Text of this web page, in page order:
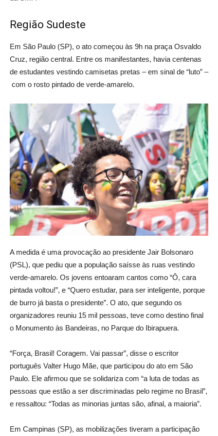
Região Sudeste
Em São Paulo (SP), o ato começou às 9h na praça Osvaldo
Cruz, região central. Entre os manifestantes, havia centenas
de estudantes vestindo camisetas pretas – em sinal de “luto” –
com o rosto pintado de verde-amarelo.
A medida é uma provocação ao presidente Jair Bolsonaro
(PSL), que pediu que a população saísse às ruas vestindo
verde-amarelo. Os jovens entoaram cantos como “Ô, cara
pintada voltou!”, e “Quero estudar, para ser inteligente, porque
de burro já basta o presidente”. O ato, que segundo os
organizadores reuniu 15 mil pessoas, teve como destino final
o Monumento às Bandeiras, no Parque do Ibirapuera.
“Força, Brasil! Coragem. Vai passar”, disse o escritor
português Valter Hugo Mãe, que participou do ato em São
Paulo. Ele afirmou que se solidariza com “a luta de todas as
pessoas que estão a ser discriminadas pelo regime no Brasil”,
e ressaltou: “Todas as minorias juntas são, afinal, a maioria”.
Em Campinas (SP), as mobilizações tiveram a participação